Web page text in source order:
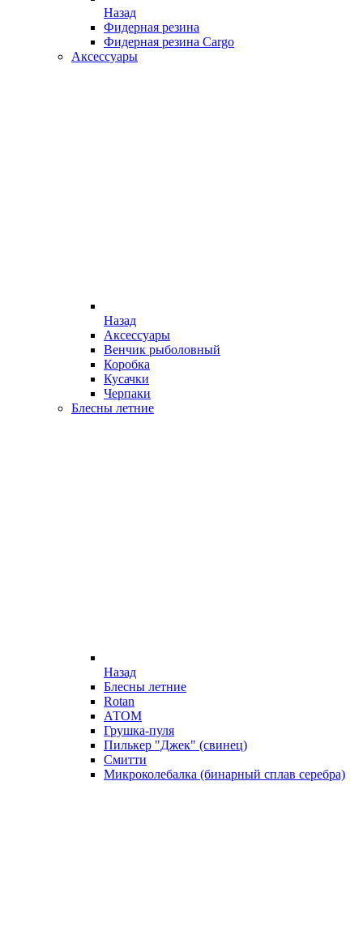
Назад
Фидерная резина
Фидерная резина Cargo
Аксессуары
Назад
Аксессуары
Венчик рыболовный
Коробка
Кусачки
Черпаки
Блесны летние
Назад
Блесны летние
Rotan
АТОМ
Грушка-пуля
Пилькер "Джек" (свинец)
Смитти
Микроколебалка (бинарный сплав серебра)